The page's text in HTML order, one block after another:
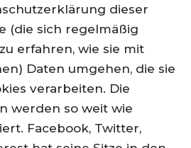
dieser
(die sich regelmäßig
erfahren, wie sie mit
Daten umgehen, die sie
verarbeiten. Die
werden so weit wie
Facebook, Twitter,